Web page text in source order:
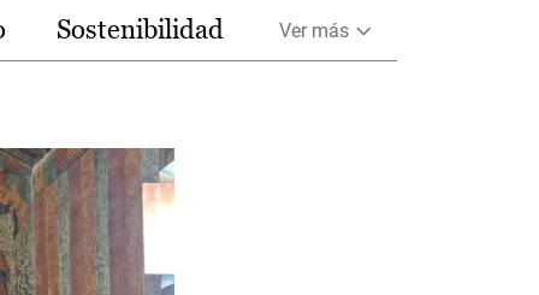
Sostenibilidad Ver más